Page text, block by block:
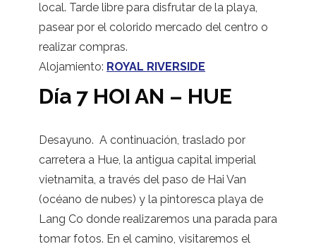
local. Tarde libre para disfrutar de la playa,
pasear por el colorido mercado del centro o
realizar compras.
Alojamiento: ROYAL RIVERSIDE
Día 7 HOI AN – HUE
Desayuno. A continuación, traslado por
carretera a Hue, la antigua capital imperial
vietnamita, a través del paso de Hai Van
(océano de nubes) y la pintoresca playa de
Lang Co donde realizaremos una parada para
tomar fotos. En el camino, visitaremos el